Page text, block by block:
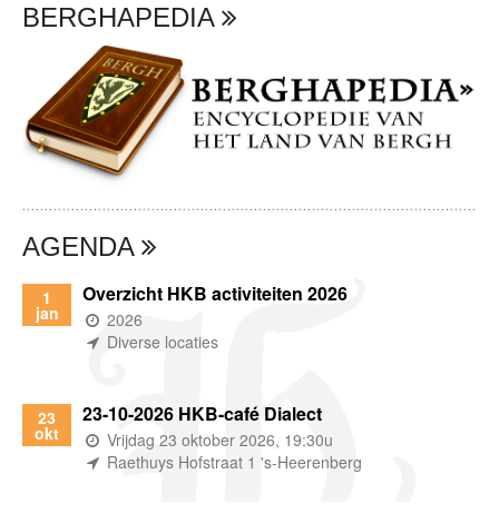
BERGHAPEDIA
AGENDA
1
jan
Overzicht HKB activiteiten 2026
(wanneer)
2026
(waar)
Diverse locaties
23
okt
23-10-2026 HKB-café Dialect
(wanneer)
Vrijdag 23 oktober 2026, 19:30u
(waar)
Raethuys Hofstraat 1 's-Heerenberg